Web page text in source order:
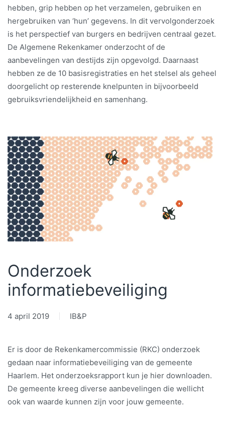
hebben, grip hebben op het verzamelen, gebruiken en
hergebruiken van ‘hun’ gegevens. In dit vervolgonderzoek
is het perspectief van burgers en bedrijven centraal gezet.
De Algemene Rekenkamer onderzocht of de
aanbevelingen van destijds zijn opgevolgd. Daarnaast
hebben ze de 10 basisregistraties en het stelsel als geheel
doorgelicht op resterende knelpunten in bijvoorbeeld
gebruiksvriendelijkheid en samenhang.
Onderzoek
informatiebeveiliging
4 april 2019 IB&P
Er is door de Rekenkamercommissie (RKC) onderzoek
gedaan naar informatiebeveiliging van de gemeente
Haarlem. Het onderzoeksrapport kun je hier downloaden.
De gemeente kreeg diverse aanbevelingen die wellicht
ook van waarde kunnen zijn voor jouw gemeente.